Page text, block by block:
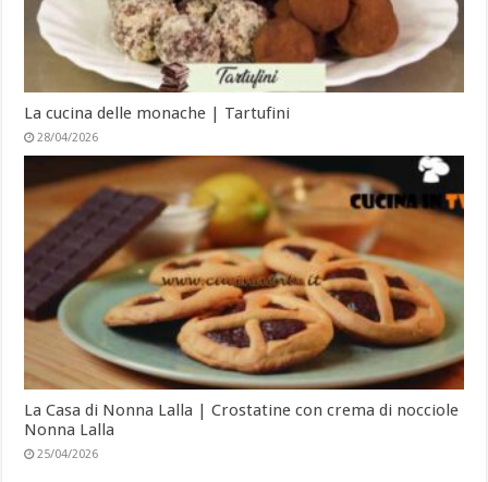
La cucina delle monache | Tartufini
28/04/2026
La Casa di Nonna Lalla | Crostatine con crema di nocciole
Nonna Lalla
25/04/2026